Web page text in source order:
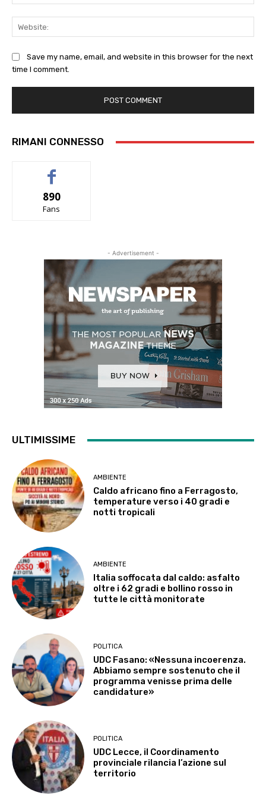
Save my name, email, and website in this browser for the next
time I comment.
RIMANI CONNESSO
890
Fans
- Advertisement -
ULTIMISSIME
AMBIENTE
Caldo africano fino a Ferragosto,
temperature verso i 40 gradi e
notti tropicali
AMBIENTE
Italia soffocata dal caldo: asfalto
oltre i 62 gradi e bollino rosso in
tutte le città monitorate
POLITICA
UDC Fasano: «Nessuna incoerenza.
Abbiamo sempre sostenuto che il
programma venisse prima delle
candidature»
POLITICA
UDC Lecce, il Coordinamento
provinciale rilancia l’azione sul
territorio